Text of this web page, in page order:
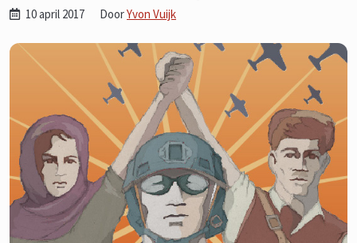
10 april 2017 DoorYvon Vuijk